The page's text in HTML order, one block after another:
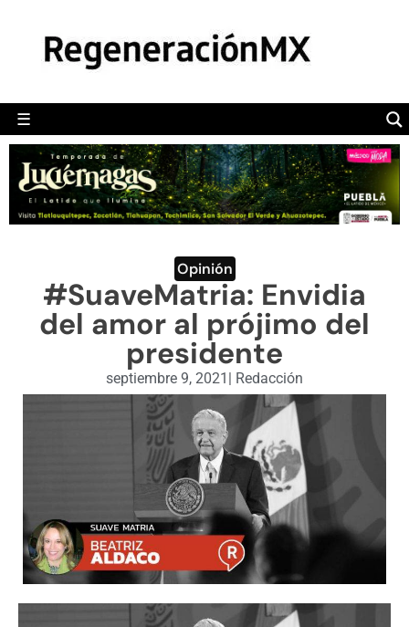
☰
POLÍTICA
CAMALEÓN
OPINIÓN
DEPORTES
ENGLISH SECTION
VIDEOS
Opinión
#SuaveMatria: Envidia
del amor al prójimo del
presidente
septiembre 9, 2021 | Redacción